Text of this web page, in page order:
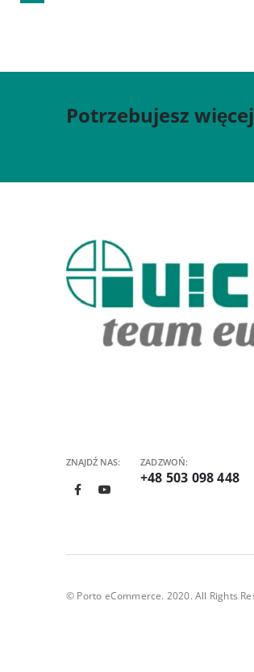
Potrzebujesz
ZNAJDŹ NAS: ZADZWOŃ:
+48 503 098 448
© Porto eCommerce. 2020. All Rights